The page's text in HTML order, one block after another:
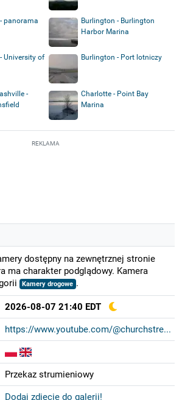
panorama
Burlington - Burlington
Harbor Marina
University of
Burlington - Port lotniczy
-
Charlotte - Point Bay
Marina
REKLAMA
dostępny na zewnętrznej stronie
ma charakter podglądowy. Kamera
Kamery drogowe .
2026-08-07 21:40 EDT
https://www.youtube.com/@churchstre...
Przekaz strumieniowy
Dodaj zdjęcie do galerii!